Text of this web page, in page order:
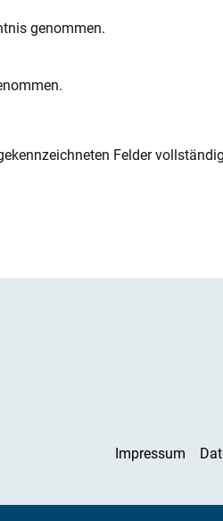
genommen.
Felder
Impressum